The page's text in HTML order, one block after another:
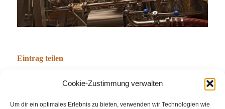
Cookie-Zustimmung verwalten
Um dir ein optimales Erlebnis zu bieten, verwenden wir Technologien wie
Eintrag teilen